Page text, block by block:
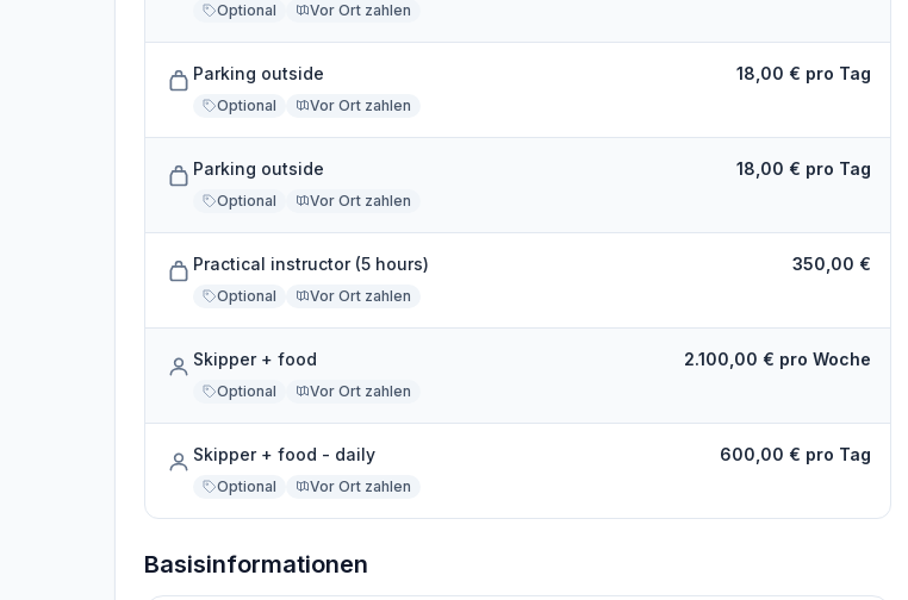
Optional Vor Ort zahlen
Parking outside
Optional Vor Ort zahlen
18,00 € pro Tag
Parking outside
Optional Vor Ort zahlen
18,00 € pro Tag
Practical instructor (5 hours)
Optional Vor Ort zahlen
350,00 €
Skipper + food
Optional Vor Ort zahlen
2.100,00 € pro Woche
Skipper + food - daily
Optional Vor Ort zahlen
600,00 € pro Tag
Basisinformationen